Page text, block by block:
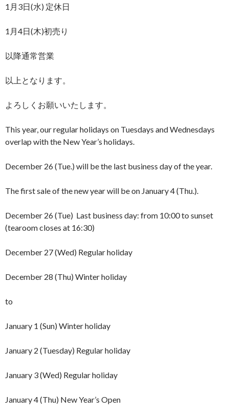
1月3日(水) 定休日
1月4日(木)初売り
以降通常営業
以上となります。
よろしくお願いいたします。
This year, our regular holidays on Tuesdays and Wednesdays
overlap with the New Year’s holidays.
December 26 (Tue.) will be the last business day of the year.
The first sale of the new year will be on January 4 (Thu.).
December 26 (Tue) Last business day: from 10:00 to sunset
(tearoom closes at 16:30)
December 27 (Wed) Regular holiday
December 28 (Thu) Winter holiday
to
January 1 (Sun) Winter holiday
January 2 (Tuesday) Regular holiday
January 3 (Wed) Regular holiday
January 4 (Thu) New Year’s Open